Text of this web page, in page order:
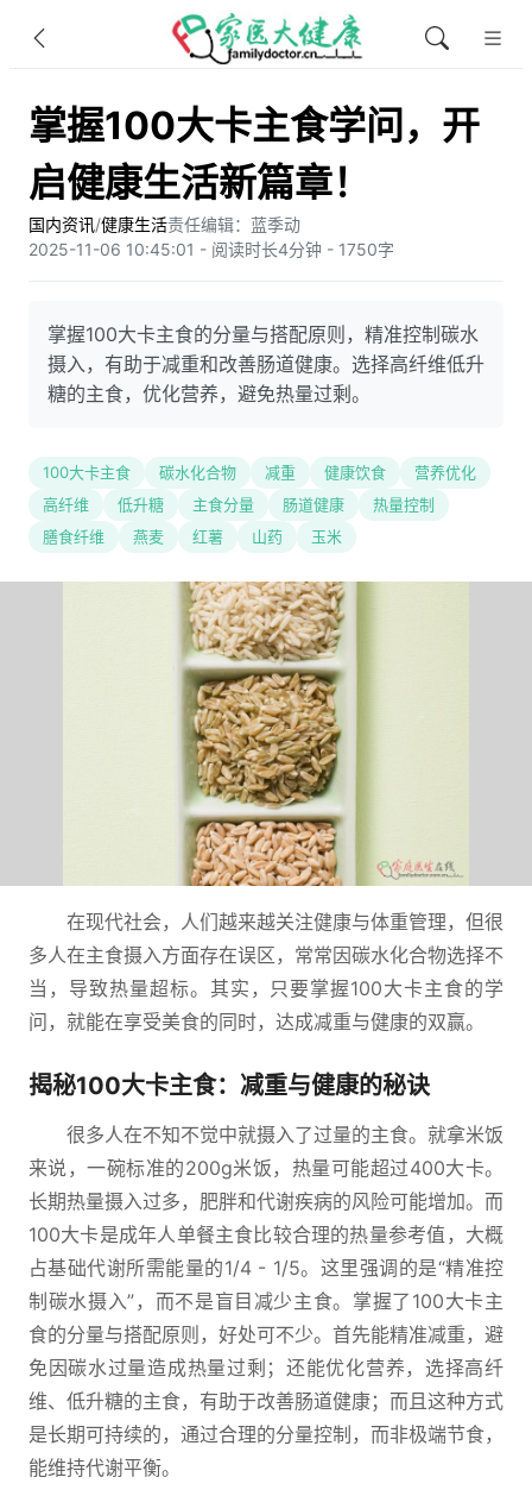
掌握100大卡主食学问，开
启健康生活新篇章！
国内资讯/健康生活责任编辑：蓝季动
2025-11-06 10:45:01 - 阅读时长4分钟 - 1750字
掌握100大卡主食的分量与搭配原则，精准控制碳水
摄入，有助于减重和改善肠道健康。选择高纤维低升
糖的主食，优化营养，避免热量过剩。
100大卡主食 碳水化合物 减重 健康饮食
营养优化
高纤维
低升糖 主食分量 肠道健康
热量控制
膳食纤维
燕麦 红薯 山药 玉米
在现代社会，人们越来越关注健康与体重管理，但很
多人在主食摄入方面存在误区，常常因碳水化合物选择不
当，导致热量超标。其实，只要掌握100大卡主食的学
问，就能在享受美食的同时，达成减重与健康的双赢。
揭秘100大卡主食：减重与健康的秘诀
很多人在不知不觉中就摄入了过量的主食。就拿米饭
来说，一碗标准的200g米饭，热量可能超过400大卡。
长期热量摄入过多，肥胖和代谢疾病的风险可能增加。而
100大卡是成年人单餐主食比较合理的热量参考值，大概
占基础代谢所需能量的1/4 - 1/5。这里强调的是“精准控
制碳水摄入”，而不是盲目减少主食。掌握了100大卡主
食的分量与搭配原则，好处可不少。首先能精准减重，避
免因碳水过量造成热量过剩；还能优化营养，选择高纤
维、低升糖的主食，有助于改善肠道健康；而且这种方式
是长期可持续的，通过合理的分量控制，而非极端节食，
能维持代谢平衡。